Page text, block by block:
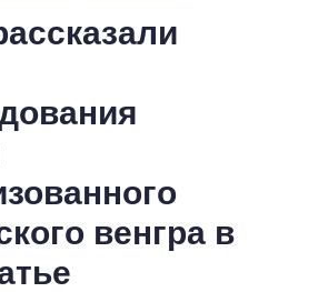
МИР
И ОФИС
РАДА
ИНФОГРАФИКА
ПОЛИТИКОВ
венгра в